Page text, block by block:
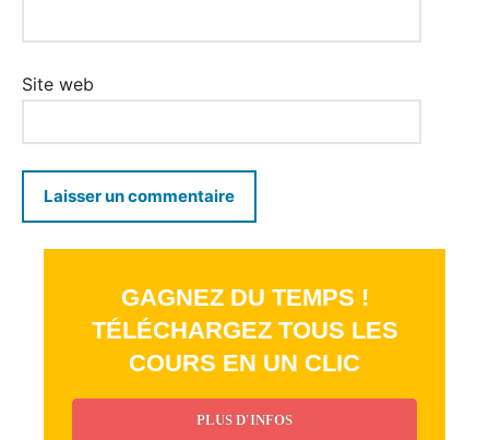
Site web
GAGNEZ DU TEMPS !
TÉLÉCHARGEZ TOUS LES
COURS EN UN CLIC
PLUS D'INFOS